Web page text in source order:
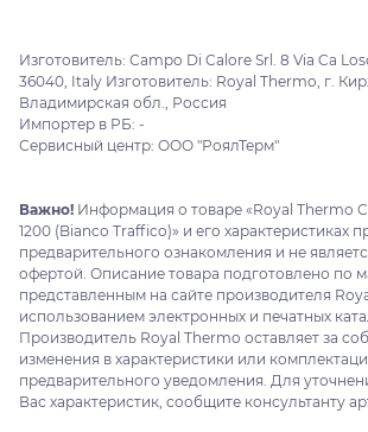
Изготовитель: Campo Di Calore Srl. 8 Via Ca
36040, Italy Изготовитель: Royal Thermo, г.
Владимирская обл., Россия
Импортер в РБ: -
Сервисный центр: ООО "РоялТерм"
Важно! Информация о товаре «Royal Thermo
1200 (Bianco Traffico)» и его характеристиках
предварительного ознакомления и не
офертой. Описание товара подготовлено по
представленным на сайте производителя
использованием электронных и печатных
Производитель Royal Thermo оставляет за
изменения в характеристики или
предварительного уведомления. Для
Вас характеристик, сообщите консультанту